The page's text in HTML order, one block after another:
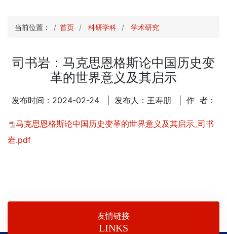
当前位置： 首页 科研学科 学术研究
司书岩：马克思恩格斯论中国历史变
革的世界意义及其启示
发布时间：2024-02-24 | 发布人：王寿朋 | 作 者：
马克思恩格斯论中国历史变革的世界意义及其启示_司书
岩.pdf
友情链接
LINKS